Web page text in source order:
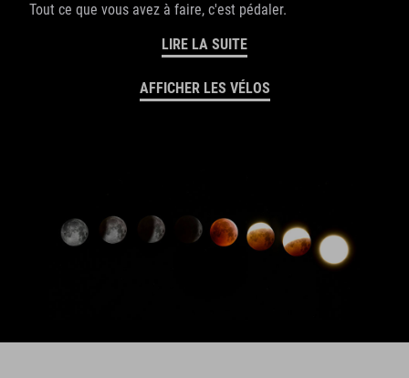
Tout ce que vous avez à faire, c'est pédaler.
LIRE LA SUITE
AFFICHER LES VÉLOS